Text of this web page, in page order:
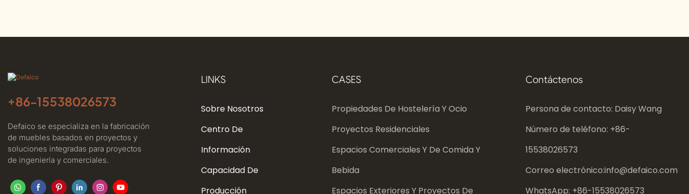
+86-15538026573
Defaico se especializa en la fabricación
de muebles basados ​​en proyectos y
soluciones integradas para proyectos
de ingeniería y comerciales.
LINKS
Sobre Nosotros
Centro De
Información
Capacidad De
Producción
CASES
Propiedades De Hostelería Y Ocio
Proyectos Residenciales
Espacios Comerciales Y De Comida Y
Bebida
Espacios Exteriores Y Proyectos De
Contáctenos
Persona de contacto: Daisy Wang
Número de teléfono: +86-
15538026573
Correo electrónico:info@defaico.com
WhatsApp: +86-15538026573